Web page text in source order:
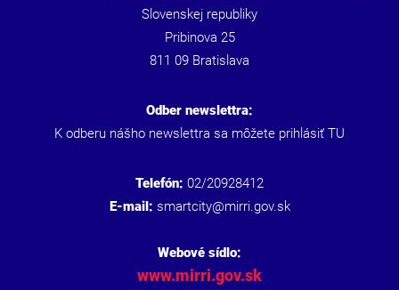
Slovenskej republiky
Pribinova 25
811 09 Bratislava
Odber newslettra:
K odberu nášho newslettra sa môžete prihlásiť TU
Telefón: 02/20928412
E-mail: smartcity@mirri.gov.sk
Webové sídlo:
www.mirri.gov.sk